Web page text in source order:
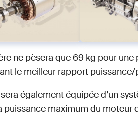
ne pèsera que 69 kg pour
le meilleur rapport puissance/
également équipée d’un
puissance maximum du